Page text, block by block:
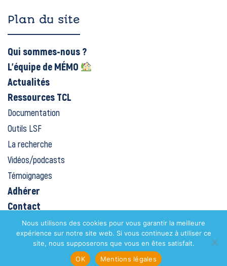
Plan du site
Qui sommes-nous ?
L’équipe de MÉMO
Actualités
Ressources TCL
Documentation
Outils LSF
La recherche
Vidéos/podcasts
Témoignages
Adhérer
Contact
Dons
Plateforme MÉMO
Mentions légales
Nous utilisons des cookies pour vous garantir la meilleure
expérience sur notre site web. Si vous continuez à utiliser ce
site, nous supposerons que vous en êtes satisfait.
OK
Mentions légales